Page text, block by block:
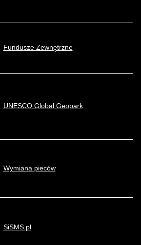
Fundusze Zewnętrzne
UNESCO Global Geopark
Wymiana pieców
SiSMS.pl